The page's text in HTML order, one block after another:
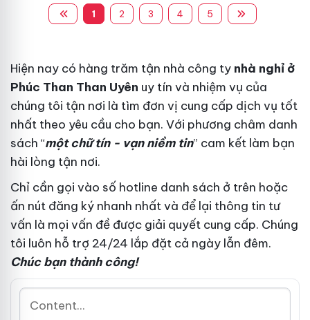
1 2 3 4 5
Hiện nay có hàng trăm tận nhà công ty nhà nghỉ ở
Phúc Than Than Uyên uy tín và nhiệm vụ của
chúng tôi tận nơi là tìm đơn vị cung cấp dịch vụ tốt
nhất theo yêu cầu cho bạn. Với phương châm danh
sách “một chữ tín - vạn niềm tin” cam kết làm bạn
hài lòng tận nơi.
Chỉ cần gọi vào số hotline danh sách ở trên hoặc
ấn nút đăng ký nhanh nhấtvà để lại thông tin tư
vấn là mọi vấn đề được giải quyết cung cấp. Chúng
tôi luôn hỗ trợ 24/24 lắp đặt cả ngày lẫn đêm.
Chúc bạn thành công!